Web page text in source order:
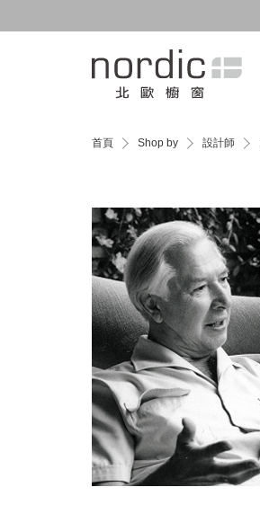
首頁 Shop by 設計師